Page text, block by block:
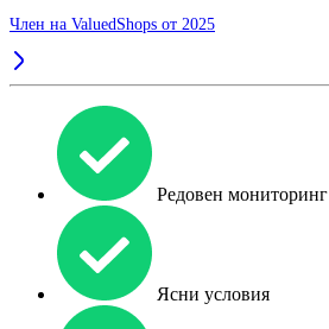
Член на ValuedShops от 2025
Редовен мониторинг
Ясни условия